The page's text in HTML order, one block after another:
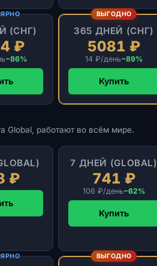
(СНГ)
₽
−86%
ВЫГОДНО
365 ДНЕЙ (СНГ)
5081 ₽
14 ₽/день−89%
Купить
Global, работают во всём мире.
₽
7 ДНЕЙ (GLOBAL)
741 ₽
106 ₽/день−62%
Купить
ВЫГОДНО